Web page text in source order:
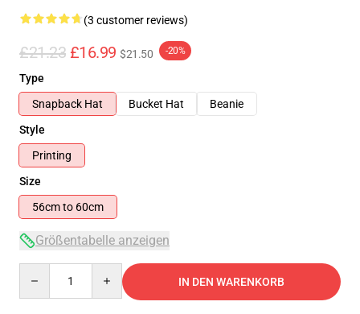
(3 customer reviews)
£21.23 £16.99 $21.50 -20%
Type
Snapback Hat
Bucket Hat
Beanie
Style
Printing
Size
56cm to 60cm
Größentabelle anzeigen
IN DEN WARENKORB